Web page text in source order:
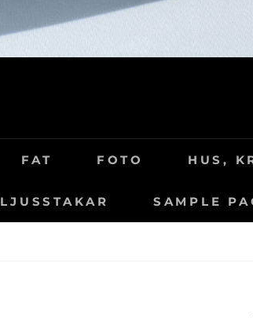
FAT FOTO HUS,
LJUSSTAKAR SAMPLE